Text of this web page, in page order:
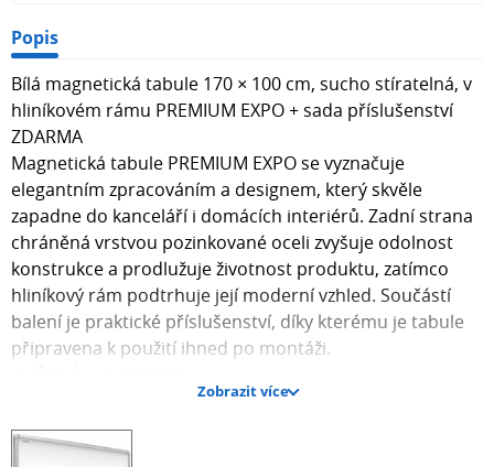
Popis
Bílá magnetická tabule 170 × 100 cm, sucho stíratelná, v
hliníkovém rámu PREMIUM EXPO + sada příslušenství
ZDARMA
Magnetická tabule PREMIUM EXPO se vyznačuje
elegantním zpracováním a designem, který skvěle
zapadne do kanceláří i domácích interiérů. Zadní strana
chráněná vrstvou pozinkované oceli zvyšuje odolnost
konstrukce a prodlužuje životnost produktu, zatímco
hliníkový rám podtrhuje její moderní vzhled. Součástí
balení je praktické příslušenství, díky kterému je tabule
připravena k použití ihned po montáži.
SUCHO STÍRATELNÝ MAGNETICKÝ POVRCH – vyroben ze
speciálního ocelového plechu s trojitým bílým
lakováním. Můžete na něj pohodlně psát stíratelnými
Zobrazit více